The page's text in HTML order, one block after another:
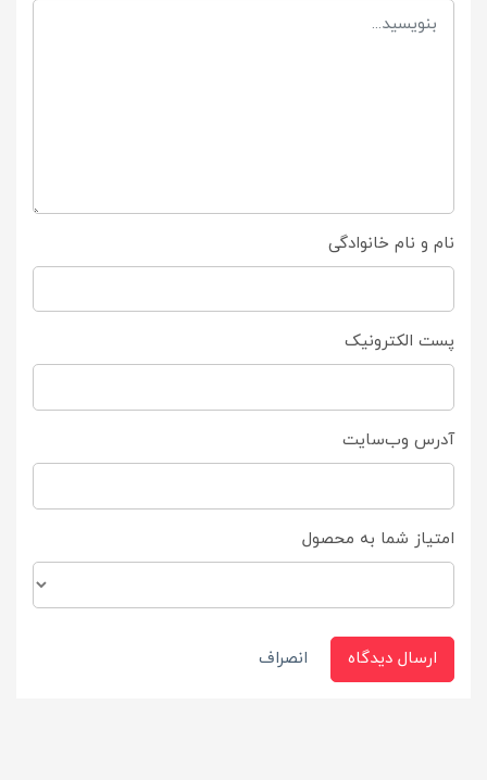
نام و نام خانوادگی
پست الکترونیک
آدرس وب‌سایت
امتیاز شما به محصول
ارسال دیدگاه انصراف